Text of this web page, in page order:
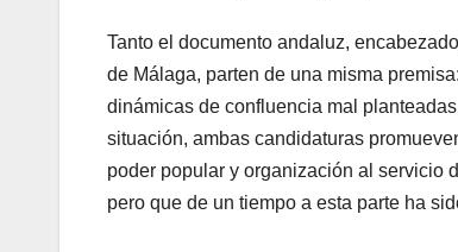
Tanto el documento andaluz,
de Málaga, parten de una misma
dinámicas de confluencia mal
situación, ambas candidaturas
poder popular y organización al servicio
pero que de un tiempo a esta parte ha